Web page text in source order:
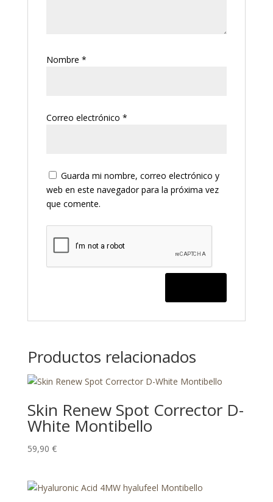
Nombre *
Correo electrónico *
Guarda mi nombre, correo electrónico y
web en este navegador para la próxima vez
que comente.
Productos relacionados
Skin Renew Spot Corrector D-
White Montibello
59,90 €